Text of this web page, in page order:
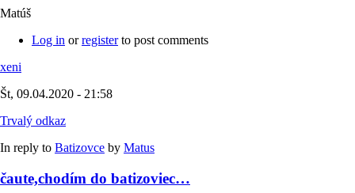
Matúš
Log in orregisterto post comments
xeni
Št, 09.04.2020 - 21:58
Trvalý odkaz
In reply to Batizovce by Matus
čaute,chodím do batizoviec…